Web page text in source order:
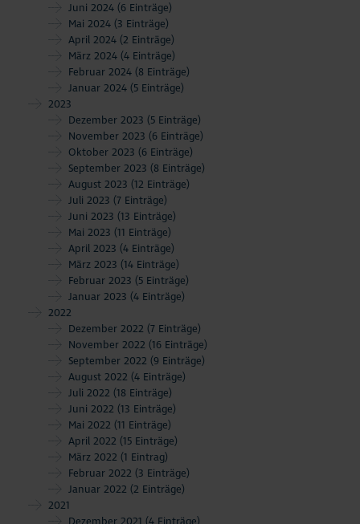
Juni 2024 (6 Einträge)
Mai 2024 (3 Einträge)
April 2024 (2 Einträge)
März 2024 (4 Einträge)
Februar 2024 (8 Einträge)
Januar 2024 (5 Einträge)
2023
Dezember 2023 (5 Einträge)
November 2023 (6 Einträge)
Oktober 2023 (6 Einträge)
September 2023 (8 Einträge)
August 2023 (12 Einträge)
Juli 2023 (7 Einträge)
Juni 2023 (13 Einträge)
Mai 2023 (11 Einträge)
April 2023 (4 Einträge)
März 2023 (14 Einträge)
Februar 2023 (5 Einträge)
Januar 2023 (4 Einträge)
2022
Dezember 2022 (7 Einträge)
November 2022 (16 Einträge)
September 2022 (9 Einträge)
August 2022 (4 Einträge)
Juli 2022 (18 Einträge)
Juni 2022 (13 Einträge)
Mai 2022 (11 Einträge)
April 2022 (15 Einträge)
März 2022 (1 Eintrag)
Februar 2022 (3 Einträge)
Januar 2022 (2 Einträge)
2021
Dezember 2021 (4 Einträge)